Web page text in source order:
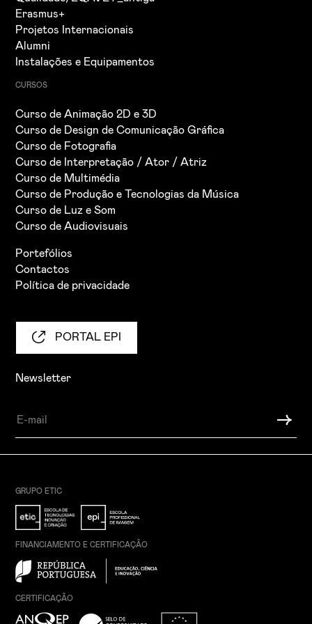
Erasmus+
Projetos Internacionais
Alumni
Instalações e Equipamentos
CURSOS
Curso de Animação 2D e 3D
Curso de Design de Comunicação Gráfica
Curso de Fotografia
Curso de Interpretação / Ator / Atriz
Curso de Multimédia
Curso de Produção e Tecnologias da Música
Curso de Luz e Som
Curso de Audiovisuais
Portefólios
Contactos
Política de privacidade
PORTAL EPI
Newsletter
GRUPO ETIC
FINANCIAMENTO E CERTIFICAÇÃO
CERTIFICAÇÃO